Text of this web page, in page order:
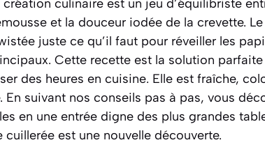
culinaire est un jeu d’équilibriste
et la douceur iodée de la crevette.
juste ce qu’il faut pour réveiller les
Cette recette est la solution
des heures en cuisine. Elle est fraîche,
En suivant nos conseils pas à pas, vous
en une entrée digne des plus grandes
est une nouvelle découverte.